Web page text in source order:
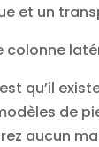
et un
colonne
qu’il
de
aucun